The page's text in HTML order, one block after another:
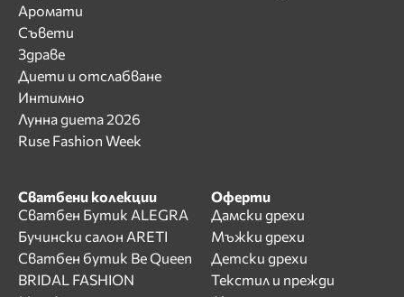
Аромати
Съвети
Здраве
Диети и отслабване
Интимно
Лунна диета 2026
Ruse Fashion Week
Сватбени колекции
Сватбен Бутик ALEGRA
Бучински салон ARETI
Сватбен бутик Be Queen
BRIDAL FASHION
Оферти
Дамски дрехи
Мъжки дрехи
Детски дрехи
Текстил и прежди